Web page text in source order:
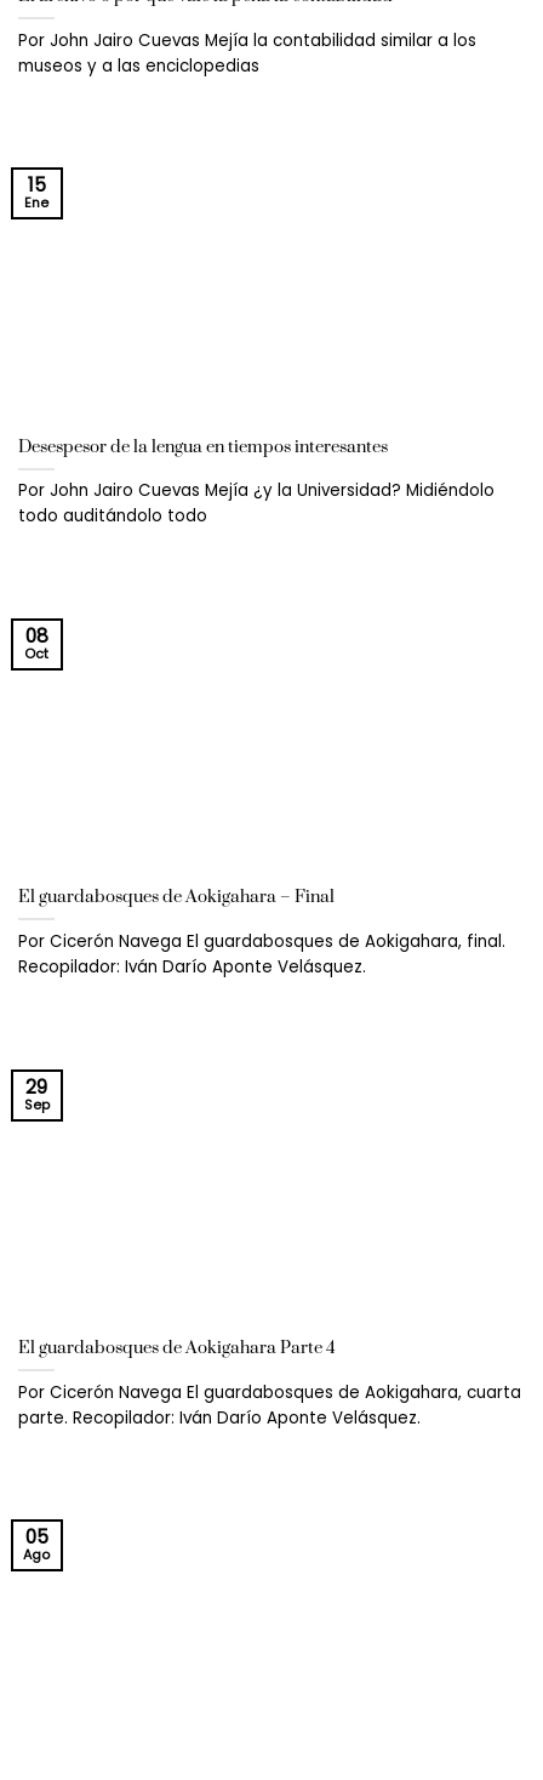
Por John Jairo Cuevas Mejía la contabilidad similar a los
museos y a las enciclopedias
Desespesor de la lengua en tiempos interesantes
Por John Jairo Cuevas Mejía ¿y la Universidad? Midiéndolo
todo auditándolo todo
15
Ene
El guardabosques de Aokigahara – Final
Por Cicerón Navega El guardabosques de Aokigahara, final.
Recopilador: Iván Darío Aponte Velásquez.
08
Oct
El guardabosques de Aokigahara Parte 4
Por Cicerón Navega El guardabosques de Aokigahara, cuarta
parte. Recopilador: Iván Darío Aponte Velásquez.
29
Sep
05
Ago